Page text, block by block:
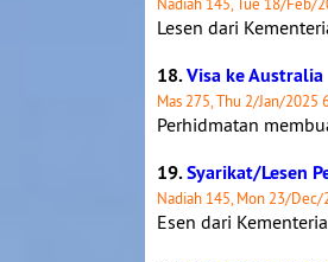
Lesen dari
18.Visa ke Australia
Mas 275, Thu 2/Jan/2025
Perhidmatan
19.Syarikat/Lesen
Nadiah 145, Mon 23/Dec/
Esen dari